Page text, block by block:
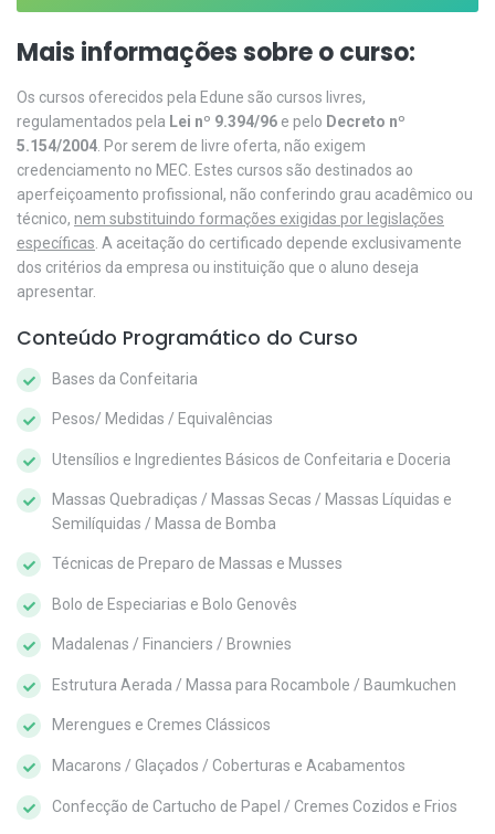
Mais informações sobre o curso:
Os cursos oferecidos pela Edune são cursos livres,
regulamentados pela Lei nº 9.394/96 e pelo Decreto nº
5.154/2004 . Por serem de livre oferta, não exigem
credenciamento no MEC. Estes cursos são destinados ao
aperfeiçoamento profissional, não conferindo grau acadêmico ou
técnico, nem substituindo formações exigidas por legislações
específicas . A aceitação do certificado depende exclusivamente
dos critérios da empresa ou instituição que o aluno deseja
apresentar.
Conteúdo Programático do Curso
Bases da Confeitaria
Pesos/ Medidas / Equivalências
Utensílios e Ingredientes Básicos de Confeitaria e Doceria
Massas Quebradiças / Massas Secas / Massas Líquidas e
Semilíquidas / Massa de Bomba
Técnicas de Preparo de Massas e Musses
Bolo de Especiarias e Bolo Genovês
Madalenas / Financiers / Brownies
Estrutura Aerada / Massa para Rocambole / Baumkuchen
Merengues e Cremes Clássicos
Macarons / Glaçados / Coberturas e Acabamentos
Confecção de Cartucho de Papel / Cremes Cozidos e Frios